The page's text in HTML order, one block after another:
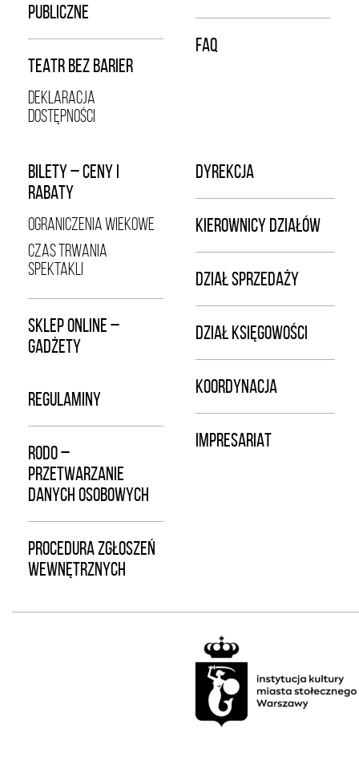
PUBLICZNE
TEATR BEZ BARIER
DEKLARACJA
DOSTĘPNOŚCI
FAQ
BILETY – CENY I
RABATY
OGRANICZENIA WIEKOWE
CZAS TRWANIA
SPEKTAKLI
SKLEP ONLINE –
GADŻETY
REGULAMINY
RODO –
PRZETWARZANIE
DANYCH OSOBOWYCH
PROCEDURA ZGŁOSZEŃ
WEWNĘTRZNYCH
DYREKCJA
KIEROWNICY DZIAŁÓW
DZIAŁ SPRZEDAŻY
DZIAŁ KSIĘGOWOŚCI
KOORDYNACJA
IMPRESARIAT